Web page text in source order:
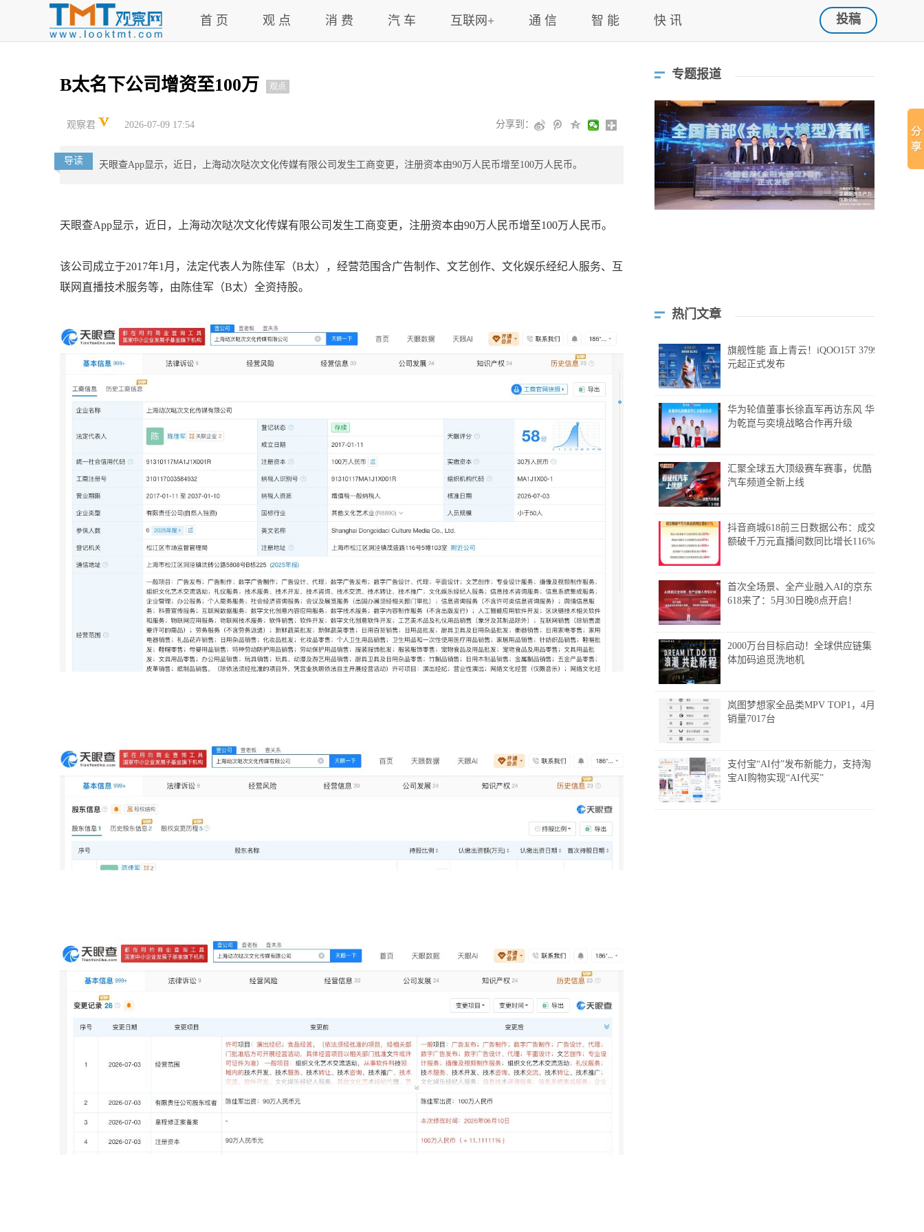
首 页 观 点 消 费 汽 车 互联网+ 通 信 智 能 快 讯 投稿
B太名下公司增资至100万 观点
观察君 2026-07-09 17:54 分享到：
导读 天眼查App显示，近日，上海动次哒次文化传媒有限公司发生工商变更，注册资本由90万人民币增至100万人民币。
天眼查App显示，近日，上海动次哒次文化传媒有限公司发生工商变更，注册资本由90万人民币增至100万人民币。
该公司成立于2017年1月，法定代表人为陈佳军（B太），经营范围含广告制作、文艺创作、文化娱乐经纪人服务、互
联网直播技术服务等，由陈佳军（B太）全资持股。
专题报道
热门文章
旗舰性能 直上青云！iQOO15T 3799
元起正式发布
华为轮值董事长徐直军再访东风 华
为乾崑与奕境战略合作再升级
汇聚全球五大顶级赛车赛事，优酷
汽车频道全新上线
抖音商城618前三日数据公布：成交
额破千万元直播间数同比增长116%
首次全场景、全产业融入AI的京东
618来了：5月30日晚8点开启！
2000万台目标启动！全球供应链集
体加码追觅洗地机
岚图梦想家全品类MPV TOP1，4月
销量7017台
支付宝“AI付”发布新能力，支持淘
宝AI购物实现“AI代买”